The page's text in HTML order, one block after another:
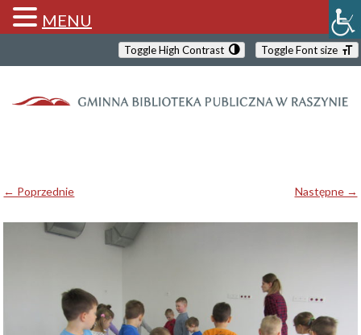
Toggle High Contrast Toggle Font size
← Poprzednie Następne →
MENU